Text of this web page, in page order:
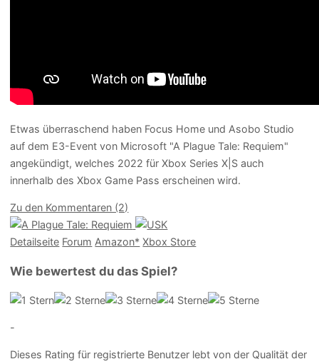
Etwas überraschend haben Focus Home und Asobo Studio
auf dem E3-Event von Microsoft "A Plague Tale: Requiem"
angekündigt, welches 2022 für Xbox Series X|S auch
innerhalb des Xbox Game Pass erscheinen wird.
Zu den Kommentaren (2)
Detailseite Forum Amazon* Xbox Store
Wie bewertest du das Spiel?
-
Dieses Rating für registrierte Benutzer lebt von der Qualität der